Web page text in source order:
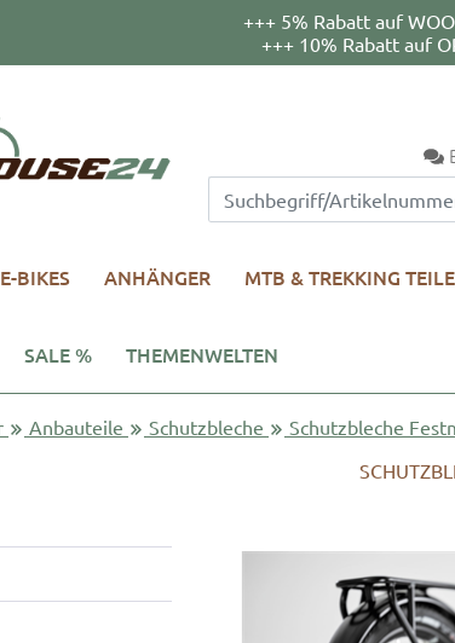
+++ 5% Rabatt auf
+++ 10% Rabatt auf
E-BIKES ANHÄNGER MTB & TREKKING TEILE
SALE % THEMENWELTEN
Anbauteile Schutzbleche
Schutzbleche